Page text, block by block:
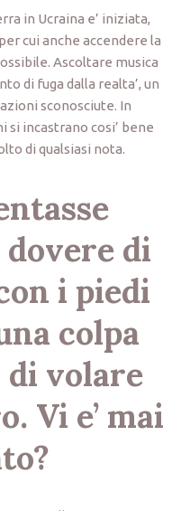
in Ucraina e’ iniziata,
cui anche accendere la
Ascoltare musica
di fuga dalla realta’, un
sconosciute. In
si incastrano cosi’ bene
di qualsiasi nota.
di
i piedi
colpa
volare
Vi e’ mai